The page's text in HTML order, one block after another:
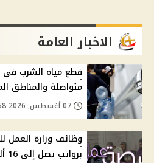
الاخبار العامة
متواصلة والمناطق
وظائف وزارة العمل
برواتب تصل إلى 16 ألف جنيه في 9 محافظات